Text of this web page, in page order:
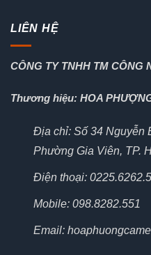
LIÊN HỆ
CÔNG TY TNHH TM CÔNG
Thương hiệu: HOA
Địa chỉ: Số 34 Nguyễn
Phường Gia Viên, TP.
Điện thoại:
Mobile: 098.8282.551
Email: